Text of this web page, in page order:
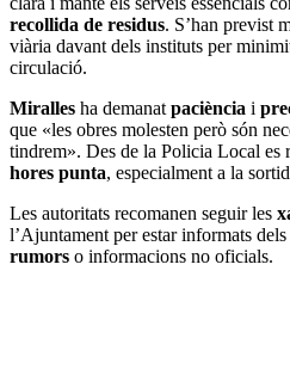
recollida de residus. S’han previst
viària davant dels instituts per
circulació.
Miralles ha demanat paciència i
que «les obres molesten però són
tindrem». Des de la Policia Local es
hores punta, especialment a la
Les autoritats recomanen seguir les
l’Ajuntament per estar informats
rumors o informacions no oficials.